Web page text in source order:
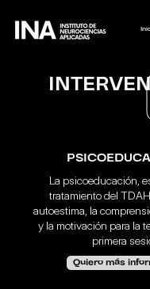
el corto, mediano y
del diálogo y otras
Quiero más
La psicoeducación,
tratamiento del
autoestima, la
y la motivación para la
primera
Quiero más